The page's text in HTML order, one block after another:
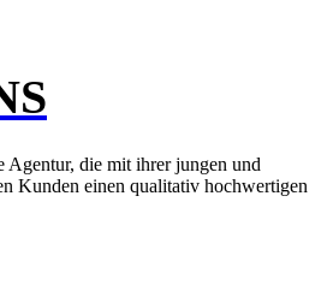
Agentur, die mit ihrer jungen und
Kunden einen qualitativ hochwertigen